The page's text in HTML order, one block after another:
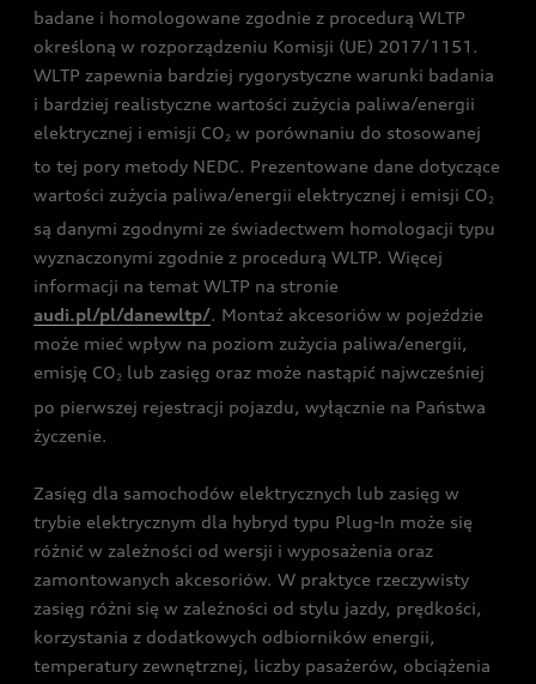
badane i homologowane zgodnie z procedurą WLTP
określoną w rozporządzeniu Komisji (UE) 2017/1151.
WLTP zapewnia bardziej rygorystyczne warunki badania
i bardziej realistyczne wartości zużycia paliwa/energii
elektrycznej i emisji CO2 w porównaniu do stosowanej
to tej pory metody NEDC. Prezentowane dane dotyczące
wartości zużycia paliwa/energii elektrycznej i emisji CO2
są danymi zgodnymi ze świadectwem homologacji typu
wyznaczonymi zgodnie z procedurą WLTP. Więcej
informacji na temat WLTP na stronie
audi.pl/pl/danewltp/. Montaż akcesoriów w pojeździe
może mieć wpływ na poziom zużycia paliwa/energii,
emisję CO2 lub zasięg oraz może nastąpić najwcześniej
po pierwszej rejestracji pojazdu, wyłącznie na Państwa
życzenie.
Zasięg dla samochodów elektrycznych lub zasięg w
trybie elektrycznym dla hybryd typu Plug-In może się
różnić w zależności od wersji i wyposażenia oraz
zamontowanych akcesoriów. W praktyce rzeczywisty
zasięg różni się w zależności od stylu jazdy, prędkości,
korzystania z dodatkowych odbiorników energii,
temperatury zewnętrznej, liczby pasażerów, obciążenia